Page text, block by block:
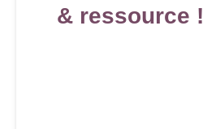
& ressource !